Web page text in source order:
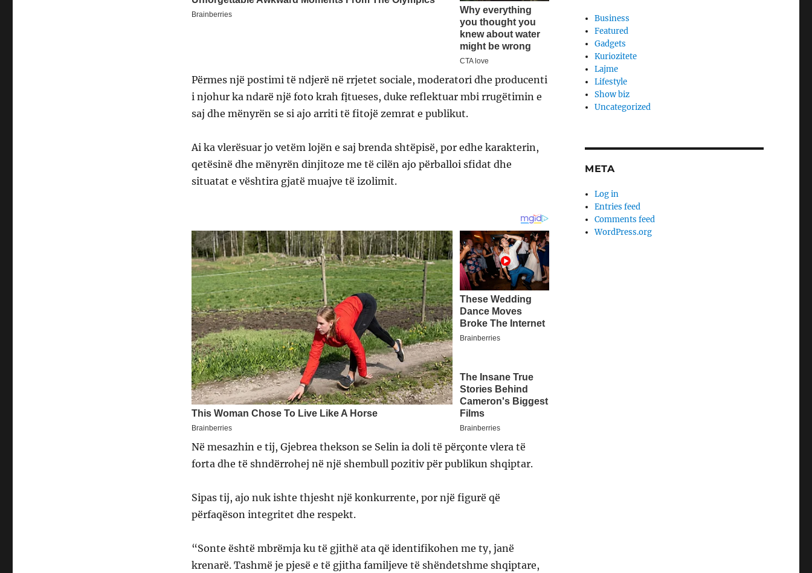
Përmes një postimi të ndjerë në rrjetet sociale, moderatori dhe producenti
i njohur ka ndarë një foto krah fịtueses, duke reflektuar mbi rrugëtimin e
saj dhe mënyrën se si ajo arriti të fitojë zemrat e publikut.
Ai ka vlerësuar jo vetëm lojën e saj brenda shtëpisë, por edhe karakterin,
qetësinë dhe mënyrën dinjitoze me të cilën ajo përballoi sfidat dhe
situatat e vështira gjatë muajve të izolimit.
Në mesazhin e tij, Gjebrea thekson se Selin ia doli të përçonte vlera të
forta dhe të shndërrohej në një shembull pozitiv për publikun shqiptar.
Sipas tij, ajo nuk ishte thjesht një konkurrente, por një figurë që
përfaqëson integritet dhe respekt.
“Sonte është mbrëmja ku të gjithë ata që identifikohen me ty, janë
krenarë. Tashmë je pjesë e të gjitha familjeve të shëndetshme shqiptare,
Business
Featured
Gadgets
Kuriozitete
Lajme
Lifestyle
Show biz
Uncategorized
META
Log in
Entries feed
Comments feed
WordPress.org